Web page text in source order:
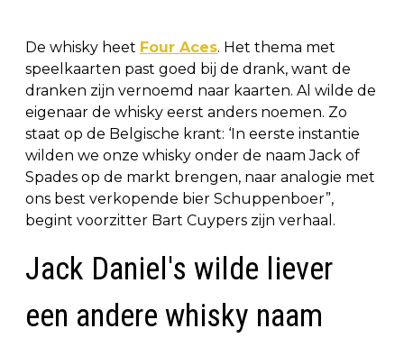
De whisky heet Four Aces. Het thema met
speelkaarten past goed bij de drank, want de
dranken zijn vernoemd naar kaarten. Al wilde de
eigenaar de whisky eerst anders noemen. Zo
staat op de Belgische krant: ‘In eerste instantie
wilden we onze whisky onder de naam Jack of
Spades op de markt brengen, naar analogie met
ons best verkopende bier Schuppenboer”,
begint voorzitter Bart Cuypers zijn verhaal.
Jack Daniel's wilde liever
een andere whisky naam